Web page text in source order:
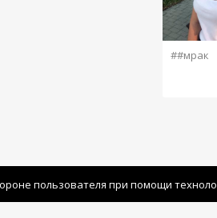
##мрак
пользователя при помощи